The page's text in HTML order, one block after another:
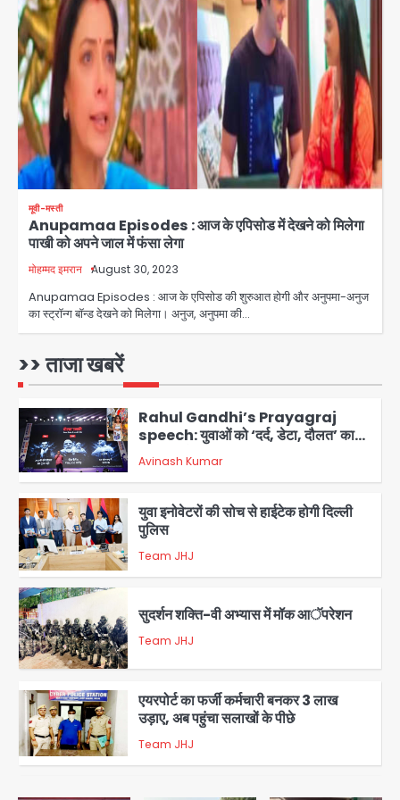
मूवी-मस्ती
Anupamaa Episodes : आज के एपिसोड में देखने को मिलेगा
पाखी को अपने जाल में फंसा लेगा
मोहम्मद इमरान August 30, 2023
Anupamaa Episodes : आज के एपिसोड की शुरुआत होगी और अनुपमा-अनुज
का स्ट्रॉन्ग बॉन्ड देखने को मिलेगा। अनुज, अनुपमा की…
>> ताजा खबरें
3
युवा इनोवेटरों की सोच से हाईटेक होगी दिल्ली
पुलिस
Team JHJ
4
सुदर्शन शक्ति-वी अभ्यास में मॉक आॅपरेशन
Team JHJ
एयरपोर्ट का फर्जी कर्मचारी बनकर 3 लाख
उड़ाए, अब पहुंचा सलाखों के पीछे
Team JHJ
Noida Sector-49: सेक्टर-49 में 18
2
Rahul Gandhi’s Prayagraj
speech: युवाओं को ‘दर्द, डेटा, दौलत’ का
संदेश, बीजेपी का वार
Avinash Kumar
3
युवा इनोवेटरों की सोच से हाईटेक होगी दिल्ली
पुलिस
Team JHJ
4
सुदर्शन शक्ति-वी अभ्यास में मॉक आॅपरेशन
Team JHJ
5
एयरपोर्ट का फर्जी कर्मचारी बनकर 3 लाख
उड़ाए, अब पहुंचा सलाखों के पीछे
Team JHJ
Noida Sector-49: सेक्टर-49 में 18